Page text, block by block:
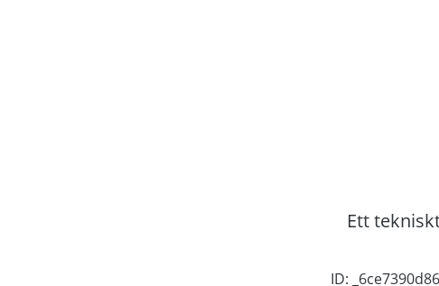
Ett
ID: